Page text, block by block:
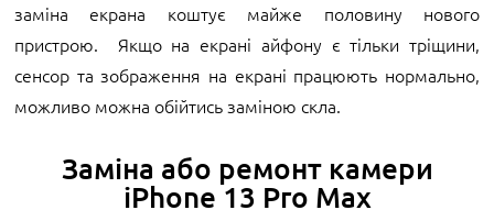
заміна екрана коштує майже половину нового
пристрою. Якщо на екрані айфону є тільки тріщини,
сенсор та зображення на екрані працюють нормально,
можливо можна обійтись заміною скла.
Заміна або ремонт камери
iPhone 13 Pro Max